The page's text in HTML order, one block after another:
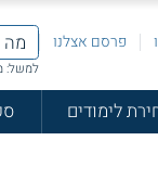
פרסם אצלנו
למשל:
לימודים